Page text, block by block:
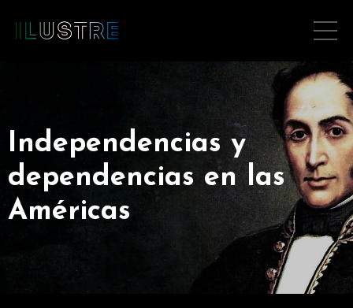
Independencias y
dependencias en las
Américas